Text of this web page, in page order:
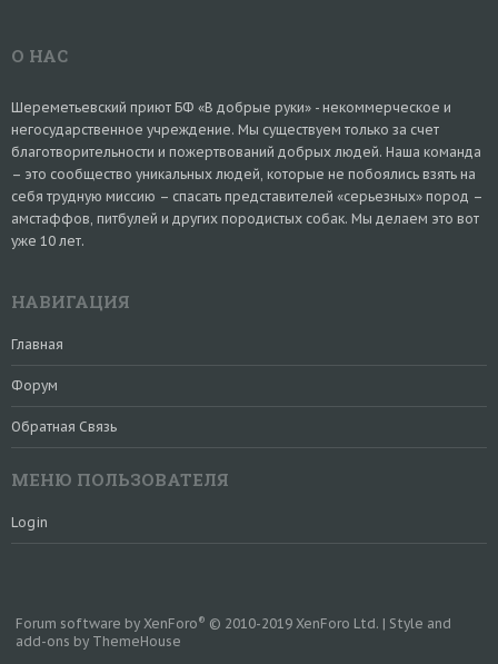
О НАС
Шереметьевский приют БФ «В добрые руки» - некоммерческое и
негосударственное учреждение. Мы существуем только за счет
благотворительности и пожертвований добрых людей. Наша команда
– это сообщество уникальных людей, которые не побоялись взять на
себя трудную миссию – спасать представителей «серьезных» пород –
амстаффов, питбулей и других породистых собак. Мы делаем это вот
уже 10 лет.
НАВИГАЦИЯ
Главная
Форум
Обратная Связь
МЕНЮ ПОЛЬЗОВАТЕЛЯ
Login
Forum software by XenForo® © 2010-2019 XenForo Ltd. | Style and
add-ons by ThemeHouse